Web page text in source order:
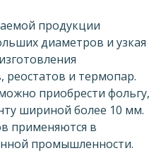
продукции
диаметров и узкая
реостатов и термопар.
приобрести фольгу,
шириной более 10 мм.
применяются в
промышленности.